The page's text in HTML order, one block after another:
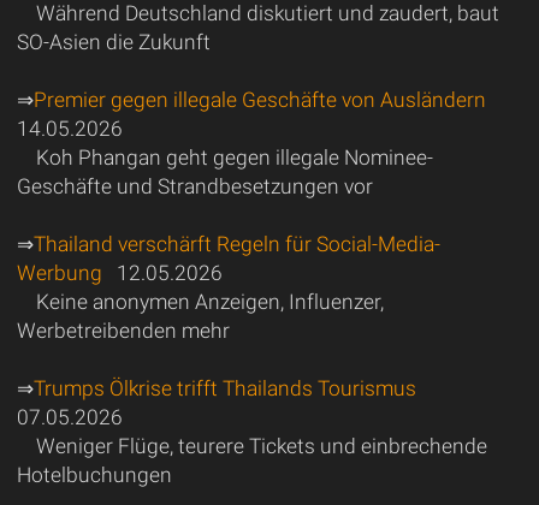
Während Deutschland diskutiert und zaudert, baut
SO-Asien die Zukunft
⇒Premier gegen illegale Geschäfte von Ausländern
14.05.2026
Koh Phangan geht gegen illegale Nominee-
Geschäfte und Strandbesetzungen vor
⇒Thailand verschärft Regeln für Social-Media-
Werbung 12.05.2026
Keine anonymen Anzeigen, Influenzer,
Werbetreibenden mehr
⇒Trumps Ölkrise trifft Thailands Tourismus
07.05.2026
Weniger Flüge, teurere Tickets und einbrechende
Hotelbuchungen